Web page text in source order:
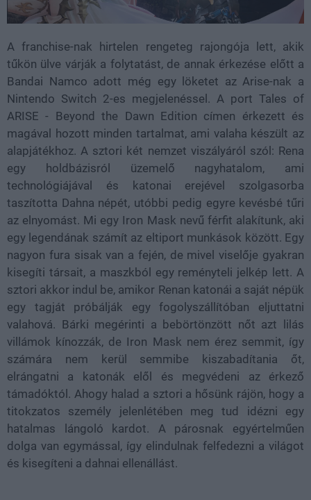
A franchise-nak hirtelen rengeteg rajongója lett, akik
tűkön ülve várják a folytatást, de annak érkezése előtt a
Bandai Namco adott még egy löketet az Arise-nak a
Nintendo Switch 2-es megjelenéssel. A port Tales of
ARISE - Beyond the Dawn Edition címen érkezett és
magával hozott minden tartalmat, ami valaha készült az
alapjátékhoz. A sztori két nemzet viszályáról szól: Rena
egy holdbázisról üzemelő nagyhatalom, ami
technológiájával és katonai erejével szolgasorba
taszította Dahna népét, utóbbi pedig egyre kevésbé tűri
az elnyomást. Mi egy Iron Mask nevű férfit alakítunk, aki
egy legendának számít az eltiport munkások között. Egy
nagyon fura sisak van a fején, de mivel viselője gyakran
kisegíti társait, a maszkból egy reményteli jelkép lett. A
sztori akkor indul be, amikor Renan katonái a saját népük
egy tagját próbálják egy fogolyszállítóban eljuttatni
valahová. Bárki megérinti a bebörtönzött nőt azt lilás
villámok kínozzák, de Iron Mask nem érez semmit, így
számára nem kerül semmibe kiszabadítania őt,
elrángatni a katonák elől és megvédeni az érkező
támadóktól. Ahogy halad a sztori a hősünk rájön, hogy a
titokzatos személy jelenlétében meg tud idézni egy
hatalmas lángoló kardot. A párosnak egyértelműen
dolga van egymással, így elindulnak felfedezni a világot
és kisegíteni a dahnai ellenállást.